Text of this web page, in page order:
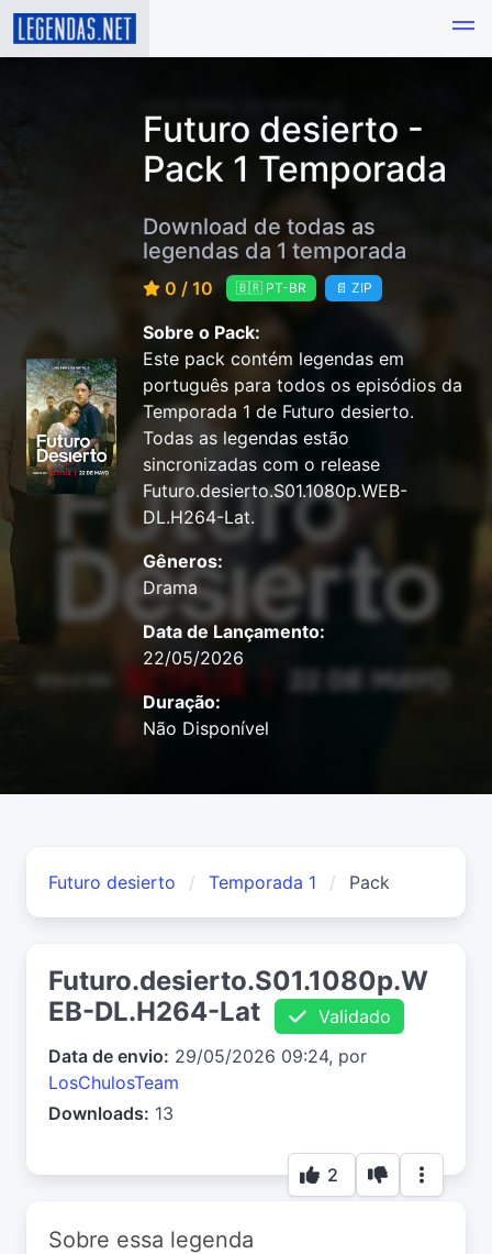
Futuro desierto -
Pack 1 Temporada
Download de todas as
legendas da 1 temporada
0 / 10 🇧🇷 PT-BR 📄 ZIP
Sobre o Pack:
Este pack contém legendas em
português para todos os episódios da
Temporada 1 de Futuro desierto.
Todas as legendas estão
sincronizadas com o release
Futuro.desierto.S01.1080p.WEB-
DL.H264-Lat.
Gêneros:
Drama
Data de Lançamento:
22/05/2026
Duração:
Não Disponível
Futuro desierto Temporada 1 Pack
Futuro.desierto.S01.1080p.W
EB-DL.H264-Lat
Validado
Data de envio: 29/05/2026 09:24, por
LosChulosTeam
Downloads: 13
2
Sobre essa legenda